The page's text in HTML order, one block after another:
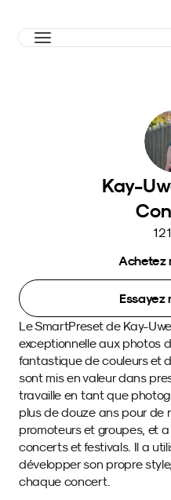
Kay-
Achetez
Essayez
Le SmartPreset de Kay-
exceptionnelle aux photos
fantastique de couleurs et
sont mis en valeur dans
travaille en tant que
plus de douze ans pour de
promoteurs et groupes, et
concerts et festivals. Il a
développer son propre
chaque concert.